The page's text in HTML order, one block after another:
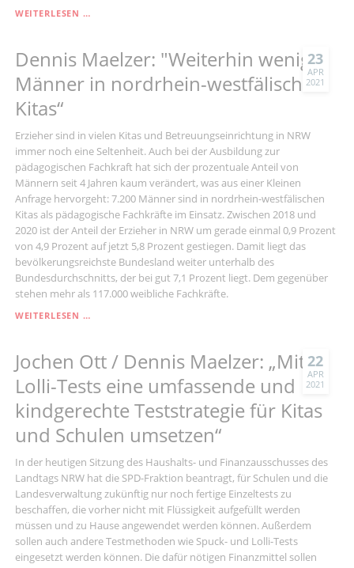
WEITERLESEN …
STEFAN
KÄMMERLING:
„KEINE
ANGEBOT
DER
LANDESREGIERUNG
GRENZT
AN
ERPRESSUNG“
23
APR
2021
Dennis Maelzer: "Weiterhin wenig
Männer in nordrhein-westfälischen
Kitas“
Erzieher sind in vielen Kitas und Betreuungseinrichtung in NRW
immer noch eine Seltenheit. Auch bei der Ausbildung zur
pädagogischen Fachkraft hat sich der prozentuale Anteil von
Männern seit 4 Jahren kaum verändert, was aus einer Kleinen
Anfrage hervorgeht: 7.200 Männer sind in nordrhein-westfälischen
Kitas als pädagogische Fachkräfte im Einsatz. Zwischen 2018 und
2020 ist der Anteil der Erzieher in NRW um gerade einmal 0,9 Prozent
von 4,9 Prozent auf jetzt 5,8 Prozent gestiegen. Damit liegt das
bevölkerungsreichste Bundesland weiter unterhalb des
Bundesdurchschnitts, der bei gut 7,1 Prozent liegt. Dem gegenüber
stehen mehr als 117.000 weibliche Fachkräfte.
WEITERLESEN …
WENIG
MÄNNER
IN
WESTFÄLISCHEN
KITAS“
22
APR
2021
Jochen Ott / Dennis Maelzer: „Mit
Lolli-Tests eine umfassende und
kindgerechte Teststrategie für Kitas
und Schulen umsetzen“
In der heutigen Sitzung des Haushalts- und Finanzausschusses des
Landtags NRW hat die SPD-Fraktion beantragt, für Schulen und die
Landesverwaltung zukünftig nur noch fertige Einzeltests zu
beschaffen, die vorher nicht mit Flüssigkeit aufgefüllt werden
müssen und zu Hause angewendet werden können. Außerdem
sollen auch andere Testmethoden wie Spuck- und Lolli-Tests
eingesetzt werden können. Die dafür nötigen Finanzmittel sollen